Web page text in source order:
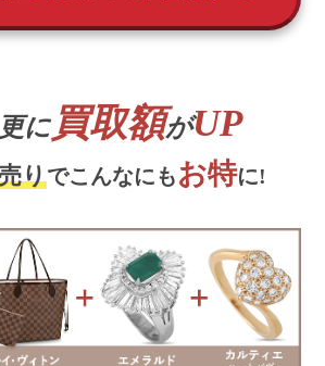
更に買取額がUP
りでこんなにもお特に!